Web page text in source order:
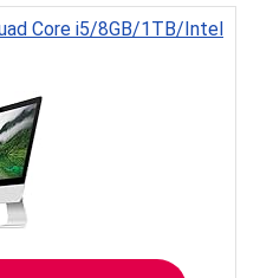
Core i5/8GB/1TB/Intel